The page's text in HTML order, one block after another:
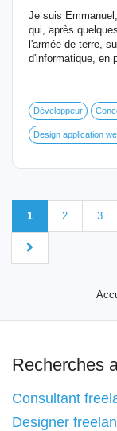
Je suis
qui, après
l'armée de terre,
d'informatique, en
Développeur
Design application
1 2 3
Recherches
Consultant
Designer